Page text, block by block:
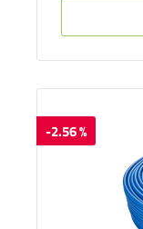
-2.56 %